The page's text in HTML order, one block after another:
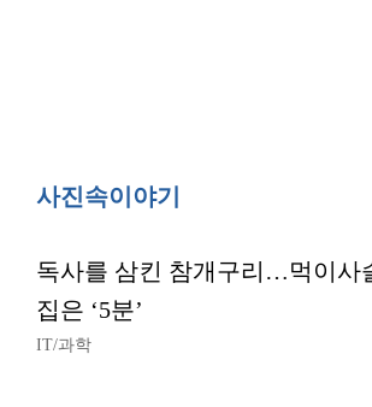
사진속이야기
독사를 삼킨 참개구리…먹이사
집은 ‘5분’
IT/과학